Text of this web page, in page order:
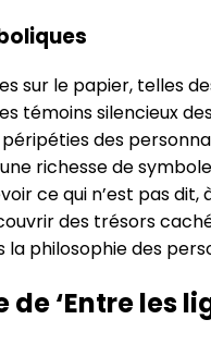
sur le papier, telles
témoins silencieux
des
richesse de
ce qui n’est pas dit,
des trésors
la philosophie des
‘Entre les